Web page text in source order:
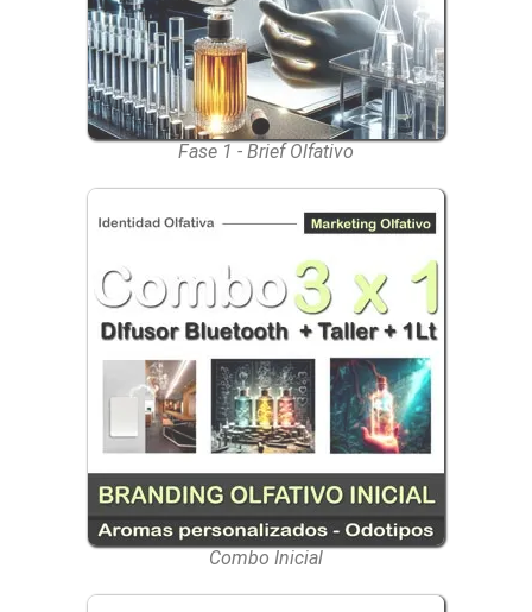
Fase 1 - Brief Olfativo
Combo Inicial